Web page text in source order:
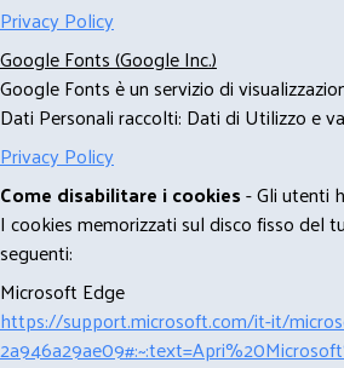
Privacy Policy
Google Fonts (Google Inc.)
Google Fonts è un servizio di
Dati Personali raccolti: Dati di Utilizzo e
Privacy Policy
Come disabilitare i cookies- Gli utenti
I cookies memorizzati sul disco fisso del
seguenti:
Microsoft Edge
https://support.microsoft.com/it-it/